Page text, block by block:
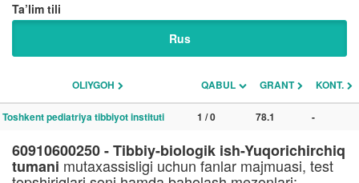
Ta’lim tili
Rus
OLIYGOH QABUL GRANT KONT.
Toshkent pediatriya tibbiyot instituti 1 / 0 78.1 -
60910600250 - Tibbiy-biologik ish-Yuqorichirchiq
tumani mutaxassisligi uchun fanlar majmuasi, test